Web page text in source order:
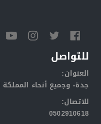
للتواصل
:العنوان
جدة- وجميع أنحاء المملكة
:للاتصال
0502910618